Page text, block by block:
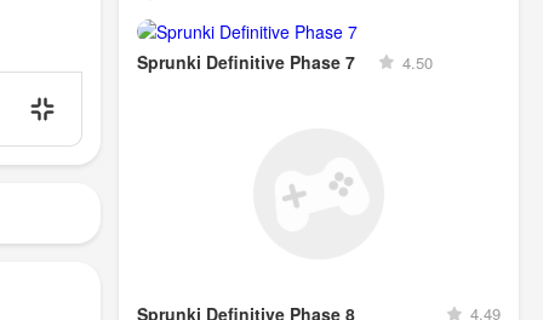
Sprunki Definitive Phase 7 4.50
Sprunki Definitive Phase 8 4.49